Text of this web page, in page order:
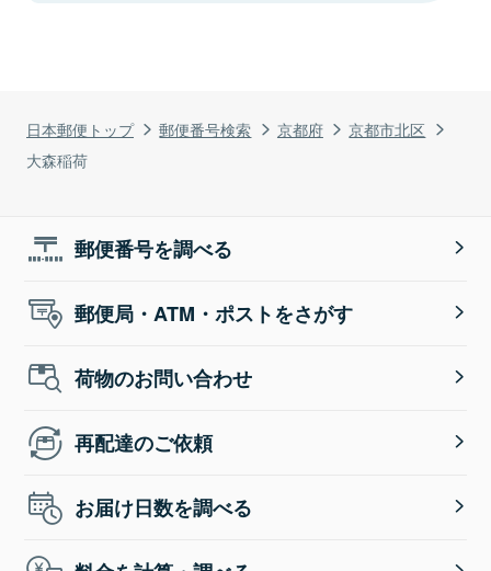
日本郵便トップ 郵便番号検索 京都府
京都市北区
大森稲荷
郵便番号を調べる
郵便局・ATM・ポストをさがす
荷物のお問い合わせ
再配達のご依頼
お届け日数を調べる